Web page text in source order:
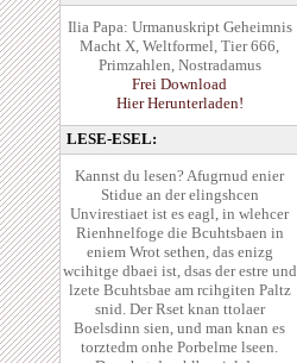
Ilia Papa: Urmanuskript Geheimnis
Macht X, Weltformel, Tier 666,
Primzahlen, Nostradamus
Frei Download
Hier Herunterladen!
LESE-ESEL:
Kannst du lesen? Afugrnud enier
Stidue an der elingshcen
Unvirestiaet ist es eagl, in wlehcer
Rienhnelfoge die Bcuhtsbaen in
eniem Wrot sethen, das enizg
wcihitge dbaei ist, dsas der estre und
lzete Bcuhtsbae am rcihgiten Paltz
snid. Der Rset knan ttolaer
Boelsdinn sien, und man knan es
torztedm onhe Porbelme lseen.